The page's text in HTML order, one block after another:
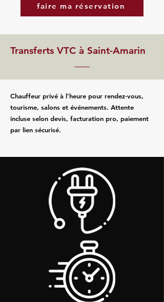
faire ma réservation
Transferts VTC à Saint-Amarin
Chauffeur privé à l’heure pour rendez‑vous,
tourisme, salons et événements. Attente
incluse selon devis, facturation pro, paiement
par lien sécurisé.